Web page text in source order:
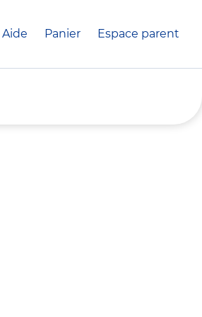
Aide Panier crèche(s)
Espace parent